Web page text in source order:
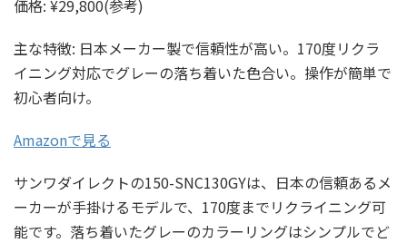
価格: ¥29,800(参考)
主な特徴: 日本メーカー製で信頼性が高い。170度リクラ
イニング対応でグレーの落ち着いた色合い。操作が簡単で
初心者向け。
Amazonで見る
サンワダイレクトの150-SNC130GYは、日本の信頼あるメ
ーカーが手掛けるモデルで、170度までリクライニング可
能です。落ち着いたグレーのカラーリングはシンプルでど